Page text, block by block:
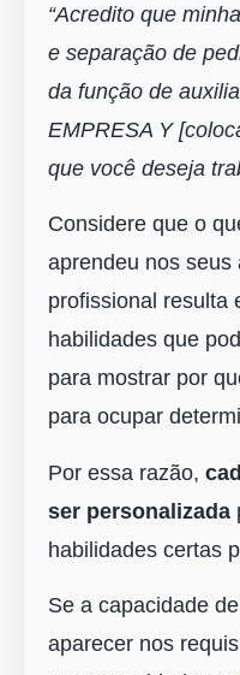
“Acredito que
e separação de
da função de
EMPRESA Y
que você deseja
Considere que o
aprendeu nos seus
profissional resulta
habilidades que
para mostrar por
para ocupar
Por essa razão,
ser personalizada
habilidades certas
Se a capacidade
aparecer nos